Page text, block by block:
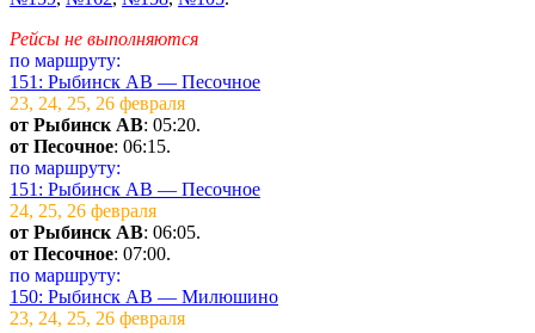
Рейсы не выполняются
по маршруту:
151: Рыбинск АВ — Песочное
23, 24, 25, 26 февраля
от Рыбинск АВ: 05:20.
от Песочное: 06:15.
по маршруту:
151: Рыбинск АВ — Песочное
24, 25, 26 февраля
от Рыбинск АВ: 06:05.
от Песочное: 07:00.
по маршруту:
150: Рыбинск АВ — Милюшино
23, 24, 25, 26 февраля